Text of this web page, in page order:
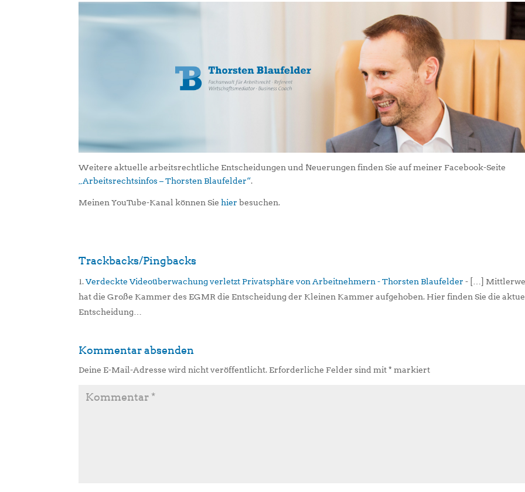
Weitere aktuelle arbeitsrechtliche Entscheidungen und Neuerungen finden Sie auf meiner Facebook-Seite
„Arbeitsrechtsinfos – Thorsten Blaufelder“.
Meinen YouTube-Kanal können Siehier besuchen.
Trackbacks/Pingbacks
Verdeckte Videoüberwachung verletzt Privatsphäre von Arbeitnehmern - Thorsten Blaufelder - […]
hat die Große Kammer des EGMR die Entscheidung der Kleinen Kammer aufgehoben. Hier finden Sie die
Entscheidung…
Kommentar absenden
Deine E-Mail-Adresse wird nicht veröffentlicht. Erforderliche Felder sind mit* markiert